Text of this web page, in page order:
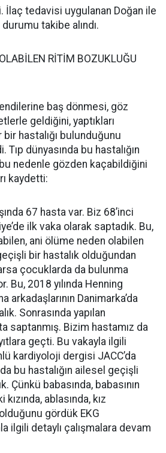
İlaç tedavisi uygulanan Doğan ile
takibe alındı.
RİTİM BOZUKLUĞU
baş dönmesi, göz
geldiğini, yaptıkları
hastalığı bulunduğunu
Tıp dünyasında bu hastalığın
nedenle gözden kaçabildiğini
kaydetti:
67 hasta var. Biz 68’inci
ilk vaka olarak saptadık. Bu,
ani ölüme neden olabilen
bir hastalık olduğundan
çocuklarda da bulunma
Bu, 2018 yılında Henning
arkadaşlarının Danimarka’da
Sonrasında yapılan
saptanmış. Bizim hastamız da
geçti. Bu vakayla ilgili
kardiyoloji dergisi JACC’da
bu hastalığın ailesel geçişli
Çünkü babasında, babasının
kızında, ablasında, kız
gördük EKG
ilgili detaylı çalışmalara devam